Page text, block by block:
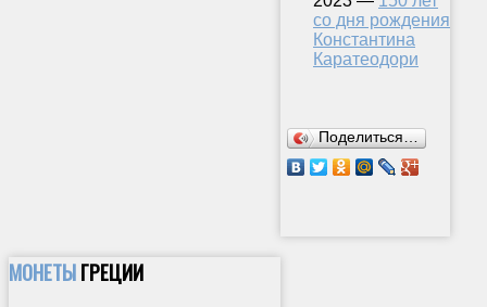
со дня рождения
Константина
Каратеодори
Поделиться…
МОНЕТЫГРЕЦИИ